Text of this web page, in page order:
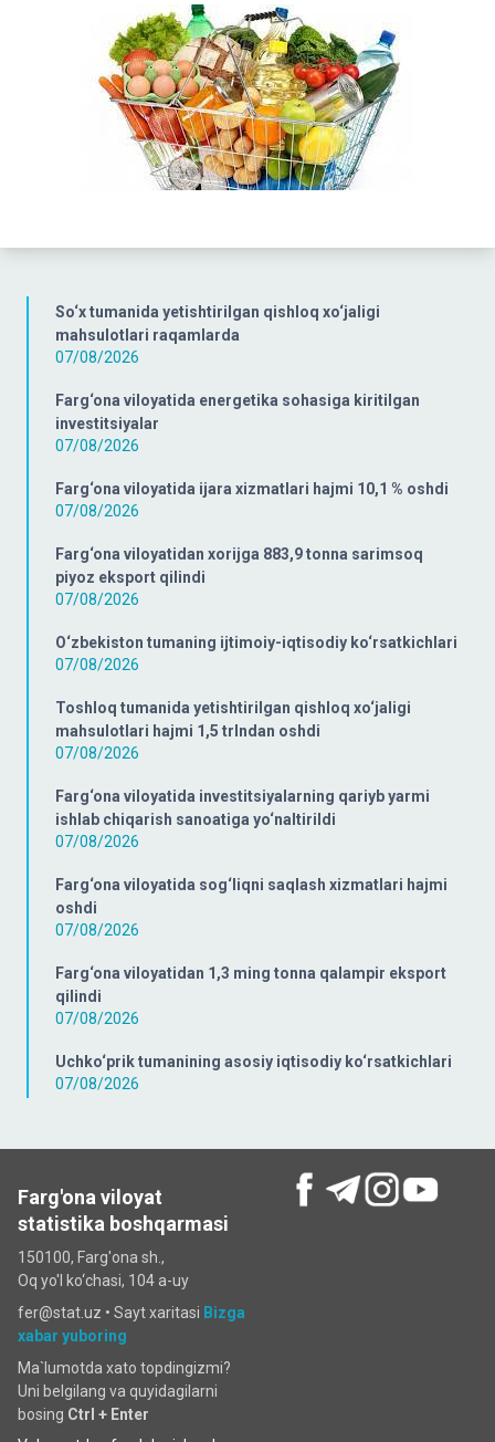
So‘x tumanida yetishtirilgan qishloq xo‘jaligi
mahsulotlari raqamlarda
07/08/2026
Farg‘ona viloyatida energetika sohasiga kiritilgan
investitsiyalar
07/08/2026
Farg‘ona viloyatida ijara xizmatlari hajmi 10,1 % oshdi
07/08/2026
Farg‘ona viloyatidan xorijga 883,9 tonna sarimsoq
piyoz eksport qilindi
07/08/2026
O‘zbekiston tumaning ijtimoiy-iqtisodiy ko‘rsatkichlari
07/08/2026
Toshloq tumanida yetishtirilgan qishloq xo‘jaligi
mahsulotlari hajmi 1,5 trlndan oshdi
07/08/2026
Farg‘ona viloyatida investitsiyalarning qariyb yarmi
ishlab chiqarish sanoatiga yo‘naltirildi
07/08/2026
Farg‘ona viloyatida sog‘liqni saqlash xizmatlari hajmi
oshdi
07/08/2026
Farg‘ona viloyatidan 1,3 ming tonna qalampir eksport
qilindi
07/08/2026
Uchko‘prik tumanining asosiy iqtisodiy ko‘rsatkichlari
07/08/2026
Farg'ona viloyat
statistika boshqarmasi
150100, Farg'ona sh.,
Oq yo'l ko‘chаsi, 104 a-uy
fer@stat.uz • Sayt xaritasi Bizga
xabar yuboring
Ma`lumotda xato topdingizmi?
Uni belgilang va quyidagilarni
bosing Ctrl + Enter